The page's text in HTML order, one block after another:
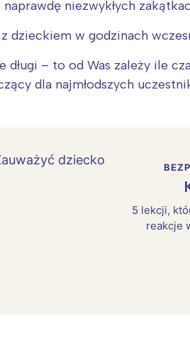
niezwykłych
dzieckiem w godzinach
– to od Was zależy ile
dla najmłodszych
5 lekcji,
reakcje